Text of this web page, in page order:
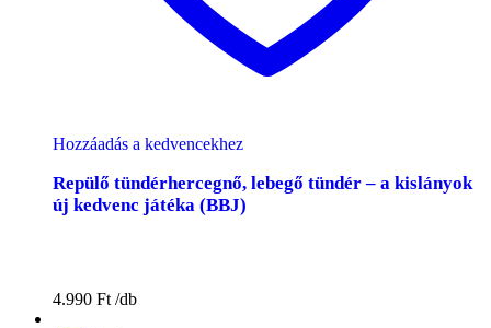
Hozzáadás a kedvencekhez
Repülő tündérhercegnő, lebegő tündér – a kislányok
új kedvenc játéka (BBJ)
4.990 Ft